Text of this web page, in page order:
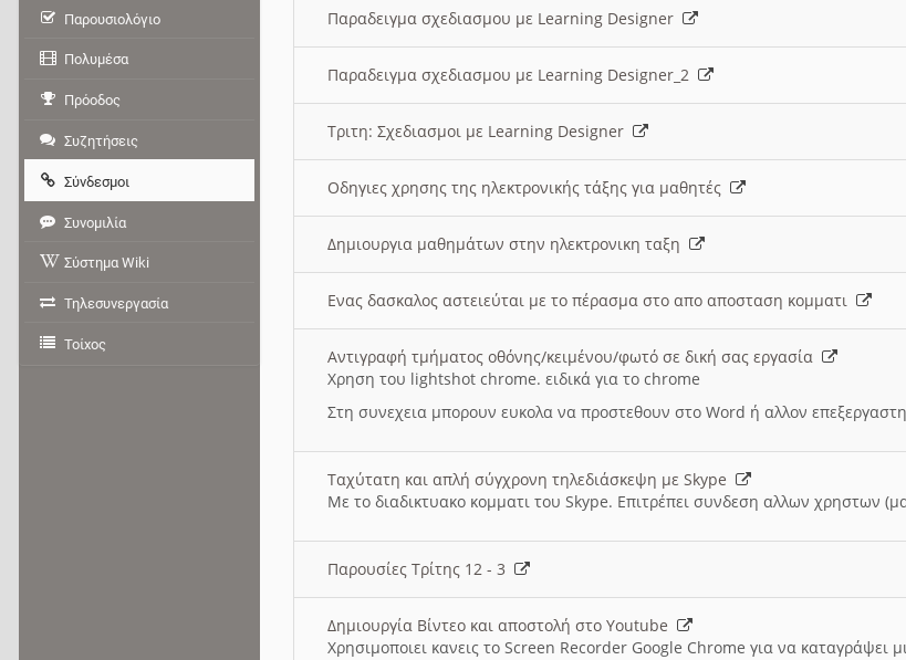
Παραδειγμα σχεδιασμου με Learning Designer
Παραδειγμα σχεδιασμου με Learning Designer_2
Τριτη: Σχεδιασμοι με Learning Designer
Οδηγιες χρησης της ηλεκτρονικής τάξης για μαθητές
Δημιουργια μαθημάτων στην ηλεκτρονικη ταξη
Ενας δασκαλος αστειεύται με το πέρασμα στο απο αποσταση κομματι
Αντιγραφή τμήματος οθόνης/κειμένου/φωτό σε δική σας εργασία
Χρηση του lightshot chrome. ειδικά για το chrome
Στη συνεχεια μπορουν ευκολα να προστεθουν στο Word ή αλλον
Ταχύτατη και απλή σύγχρονη τηλεδιάσκεψη με Skype
Με το διαδικτυακο κομματι του Skype. Επιτρέπει συνδεση αλλων χρηστων
Παρουσίες Τρίτης 12 - 3
Δημιουργία Βίντεο και αποστολή στο Youtube
Χρησιμοποιει κανεις το Screen Recorder Google Chrome για να καταγράψει
Παρουσιολόγιο
Πολυμέσα
Πρόοδος
Συζητήσεις
Σύνδεσμοι
Συνομιλία
Σύστημα Wiki
Τηλεσυνεργασία
Τοίχος